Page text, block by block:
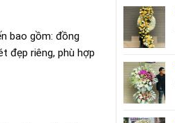
bao gồm: đồng
đẹp riêng, phù hợp